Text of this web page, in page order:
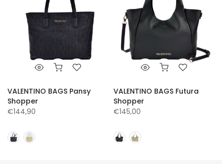
VALENTINO BAGS Pansy
Shopper
€144,90
VALENTINO BAGS Futura
Shopper
€145,00